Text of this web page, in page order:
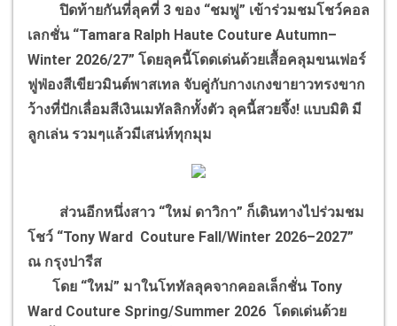
ปิดท้ายกันที่ลุคที่ 3 ของ “ชมพู่” เข้าร่วมชมโชว์คอล
เลกชั่น “Tamara Ralph Haute Couture Autumn–
Winter 2026/27” โดยลุคนี้โดดเด่นด้วยเสื้อคลุมขนเฟอร์
ฟูฟ่องสีเขียวมินต์พาสเทล จับคู่กับกางเกงขายาวทรงขาก
ว้างที่ปักเลื่อมสีเงินเมทัลลิกทั้งตัว ลุคนี้สวยจึ้ง! แบบมิติ มี
ลูกเล่น รวมๆแล้วมีเสน่ห์ทุกมุม
ส่วนอีกหนึ่งสาว “ใหม่ ดาวิกา” ก็เดินทางไปร่วมชม
โชว์ “Tony Ward Couture Fall/Winter 2026–2027”
ณ กรุงปารีส
โดย “ใหม่” มาในโททัลลุคจากคอลเล็กชั่น Tony
Ward Couture Spring/Summer 2026 โดดเด่นด้วย